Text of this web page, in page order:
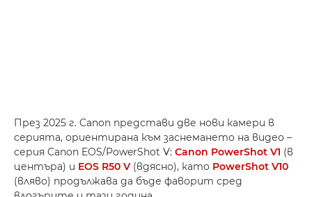
През 2025 г. Canon представи две нови камери в
серията, ориентирана към заснемането на видео –
серия Canon EOS/PowerShot V: Canon PowerShot V1 (в
центъра) и EOS R50 V (вдясно), като PowerShot V10
(вляво) продължава да бъде фаворит сред